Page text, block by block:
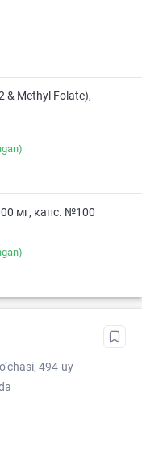
& Methyl Folate),
мг, капс. №100
494-uy